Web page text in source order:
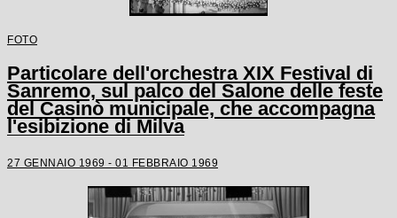
FOTO
Particolare dell'orchestra XIX Festival di
Sanremo, sul palco del Salone delle feste
del Casinò municipale, che accompagna
l'esibizione di Milva
27 GENNAIO 1969 - 01 FEBBRAIO 1969